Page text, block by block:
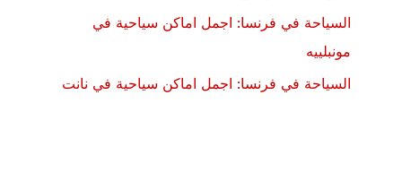
السياحة في فرنسا: اجمل اماكن سياحية في
مونبلييه
السياحة في فرنسا: اجمل اماكن سياحية في نانت